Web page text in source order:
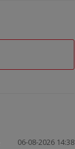
06-08-2026 14:38